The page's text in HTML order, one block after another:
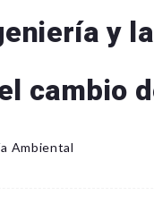
y
cambio
Ambiental